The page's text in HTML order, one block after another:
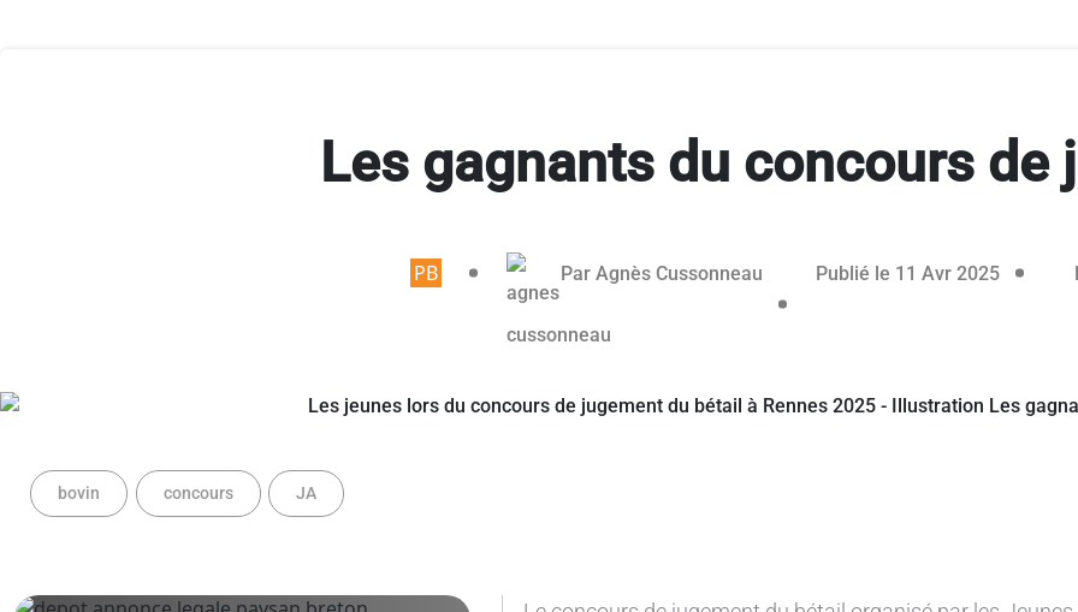
Les gagnants du concours de
Article réservé aux abonnés
Par Agnès Cussonneau Publié le 11 Avr 202510 avril
bovin concours JA